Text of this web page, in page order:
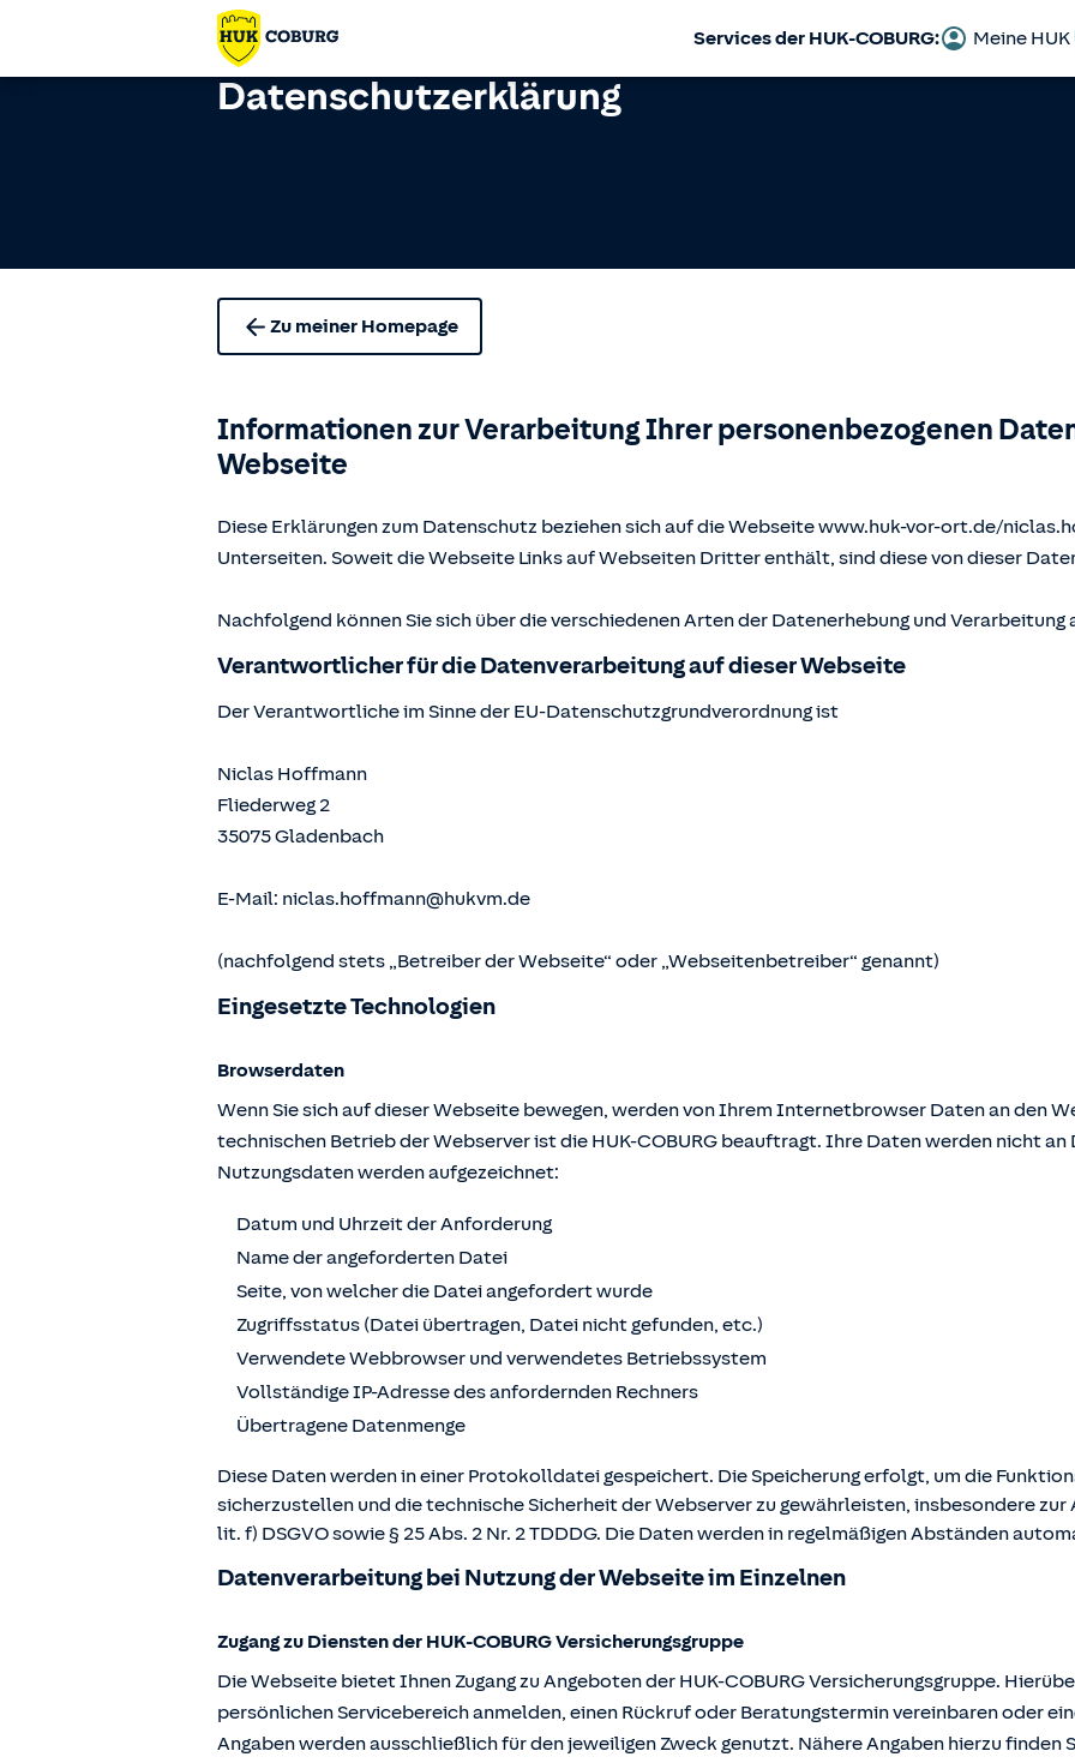
Services der HUK-COBURG: Meine HUK
Datenschutzerklärung
Zu meiner Homepage
Informationen zur Verarbeitung Ihrer personenbezogenen
Webseite
Diese Erklärungen zum Datenschutz beziehen sich auf die Webseite www.huk-vor-ort.de/
Unterseiten. Soweit die Webseite Links auf Webseiten Dritter enthält, sind diese von dieser
Nachfolgend können Sie sich über die verschiedenen Arten der Datenerhebung und
Verantwortlicher für die Datenverarbeitung auf dieser Webseite
Der Verantwortliche im Sinne der EU-Datenschutzgrundverordnung ist
Niclas Hoffmann
Fliederweg 2
35075Gladenbach
E-Mail: niclas.hoffmann@hukvm.de
(nachfolgend stets „Betreiber der Webseite“ oder „Webseitenbetreiber“ genannt)
Eingesetzte Technologien
Browserdaten
Wenn Sie sich auf dieser Webseite bewegen, werden von Ihrem Internetbrowser Daten an den
technischen Betrieb der Webserver ist die HUK-COBURG beauftragt. Ihre Daten werden nicht
Nutzungsdaten werden aufgezeichnet:
Datum und Uhrzeit der Anforderung
Name der angeforderten Datei
Seite, von welcher die Datei angefordert wurde
Zugriffsstatus (Datei übertragen, Datei nicht gefunden, etc.)
Verwendete Webbrowser und verwendetes Betriebssystem
Vollständige IP-Adresse des anfordernden Rechners
Übertragene Datenmenge
Diese Daten werden in einer Protokolldatei gespeichert. Die Speicherung erfolgt, um die
sicherzustellen und die technische Sicherheit der Webserver zu gewährleisten, insbesondere zur
lit. f) DSGVO sowie § 25 Abs. 2 Nr. 2 TDDDG. Die Daten werden in regelmäßigen Abständen
Datenverarbeitung bei Nutzung der Webseite im Einzelnen
Zugang zu Diensten der HUK-COBURG Versicherungsgruppe
Die Webseite bietet Ihnen Zugang zu Angeboten der HUK-COBURG Versicherungsgruppe.
persönlichen Servicebereich anmelden, einen Rückruf oder Beratungstermin vereinbaren oder
Angaben werden ausschließlich für den jeweiligen Zweck genutzt. Nähere Angaben hierzu finden